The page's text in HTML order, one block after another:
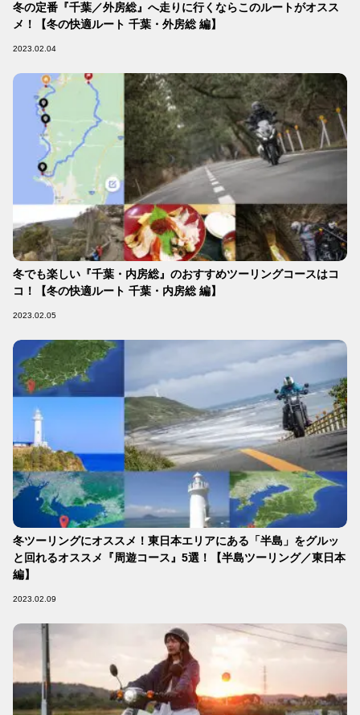
冬の定番『千葉／外房総』へ走りに行くならこのルートがオスス
メ！【冬の快適ルート 千葉・外房総 編】
2023.02.04
冬でも楽しい『千葉・内房総』のおすすめツーリングコースはコ
コ！【冬の快適ルート 千葉・内房総 編】
2023.02.05
冬ツーリングにオススメ！東日本エリアにある「半島」をグルッ
と回れるオススメ『周遊コース』5選！【半島ツーリング／東日本
編】
2023.02.09